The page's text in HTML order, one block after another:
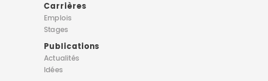
Carrières
Emplois
Stages
Publications
Actualités
Idées